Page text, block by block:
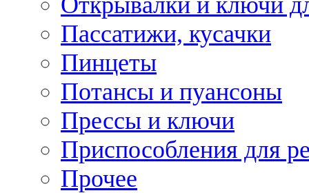
Пассатижи, кусачки
Пинцеты
Потансы и пуансоны
Прессы и ключи
Приспособления для
Прочее